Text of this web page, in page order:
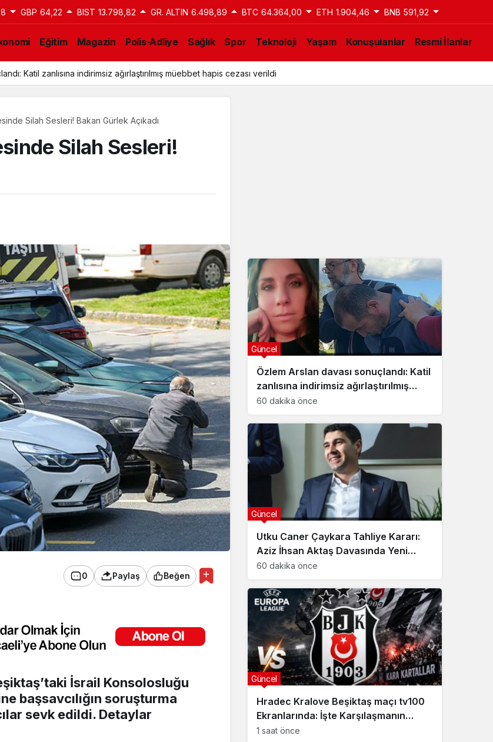
GBP 64,22 BIST 13.798,82 GR. ALTIN 6.498,89 BTC 64.364,00 ETH 1.904,46 BNB 591,92
Eğitim Magazin Polis-Adliye Sağlık Spor Teknoloji Yaşam Konuşulanlar Resmi İlanlar
Katil zanlısına indirimsiz ağırlaştırılmış müebbet hapis cezası verildi
Silah Sesleri! Bakan Gürlek Açıkadı
Silah Sesleri!
0 Paylaş Beğen
İsrail Konsolosluğu
başsavcılığın soruşturma
sevk edildi. Detaylar
Özlem Arslan davası sonuçlandı: Katil
zanlısına indirimsiz ağırlaştırılmış
müebbet hapis cezası verildi
60 dakika önce
Güncel
Utku Caner Çaykara Tahliye Kararı:
Aziz İhsan Aktaş Davasında Yeni
Gelişme
60 dakika önce
Güncel
Hradec Kralove Beşiktaş maçı tv100
Ekranlarında: İşte Karşılaşmanın
Detayları
1 saat önce
Güncel